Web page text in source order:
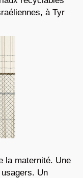
à Tyr
la maternité. Une
Un